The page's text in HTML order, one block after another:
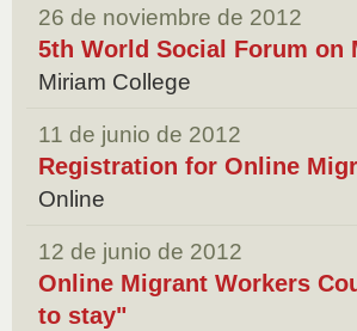
26 de noviembre de 2012
5th World Social Forum on
Miriam College
11 de junio de 2012
Registration for Online
Online
12 de junio de 2012
Online Migrant Workers
to stay"